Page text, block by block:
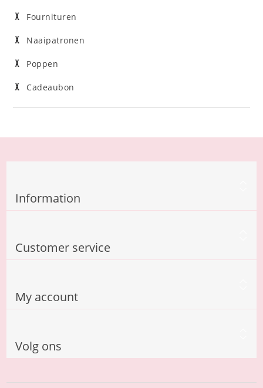
Fournituren
Naaipatronen
Poppen
Cadeaubon
Information
Customer service
My account
Volg ons